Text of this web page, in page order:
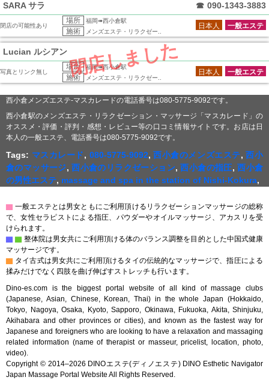
SARA サラ ☎ 090-1343-3883
閉店の可能性あり
場所 福岡➠西小倉駅
施術 メンズエステ・リラクゼー..
一般エステ
日本人
閉店しました
Lucian ルシアン
写真とリンク無し
場所 福岡➠西小倉駅
施術 メンズエステ・リラクゼー..
一般エステ
日本人
西小倉メンズエステ-マスカレードの電話番号は080-5775-9092です。
西小倉駅のメンズエステ・リラクゼーション・マッサージ「マスカレード」の
オススメ・評価・評判・感想・レビュー等の口コミ情報サイトです。お店は日
本人の一般エステ、電話番号は080-5775-9092です。
Tags: マスカレード, 080-5775-9092,西小倉のメンズエステ,西小
倉のマッサージ,西小倉のリラクゼーション,西小倉の指圧,西小倉
の男性エステ, massage and spa in the station of Nishi-Kokura,
▇ 一般エステとは男女ともにご利用頂けるリラクゼーションマッサージの総称
で、女性セラピストによる指圧、パウダーやオイルマッサージ、アカスリを受
けられます。
▇ ▇ 整体院は男女共にご利用頂ける体のバランス調整を目的とした中国式健康
マッサージです。
▇ タイ古式は男女共にご利用頂けるタイの伝統的なマッサージで、指圧による
揉みだけでなく四肢を曲げ伸ばすストレッチも行います。
Dino-es.com is the biggest portal website of all kind of massage clubs
(Japanese, Asian, Chinese, Korean, Thai) in the whole Japan (Hokkaido,
Tokyo, Nagoya, Osaka, Kyoto, Sapporo, Okinawa, Fukuoka, Akita, Shinjuku,
Akihabara and other provinces or cities), and known as the fastest way for
Japanese and foreigners who are looking to have a relaxation and massaging
related information (name of therapist or masseur, pricelist, location, photo,
video).
Copyright © 2014–2026 DINOエステ(ディノエステ) DINO Esthetic Navigator
Japan Massage Portal Website All Rights Reserved.